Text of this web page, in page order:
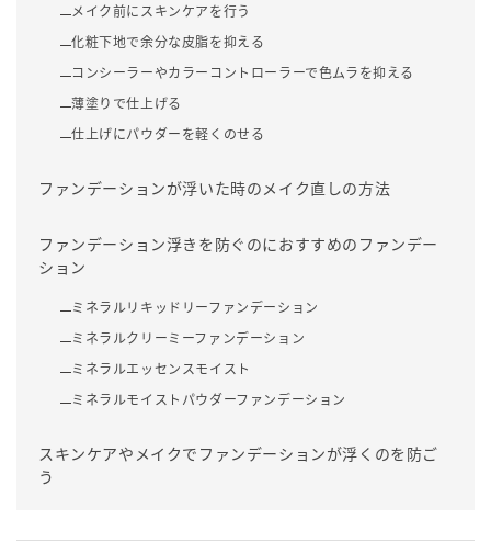
メイク前にスキンケアを行う
化粧下地で余分な皮脂を抑える
コンシーラーやカラーコントローラーで色ムラを抑える
薄塗りで仕上げる
仕上げにパウダーを軽くのせる
ファンデーションが浮いた時のメイク直しの方法
ファンデーション浮きを防ぐのにおすすめのファンデー
ション
ミネラルリキッドリーファンデーション
ミネラルクリーミーファンデーション
ミネラルエッセンスモイスト
ミネラルモイストパウダーファンデーション
スキンケアやメイクでファンデーションが浮くのを防ご
う